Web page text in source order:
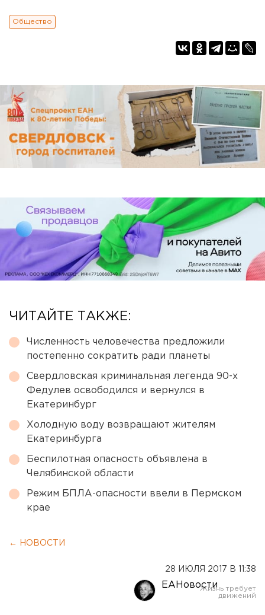
Общество
ЧИТАЙТЕ ТАКЖЕ:
Численность человечества предложили
постепенно сократить ради планеты
Свердловская криминальная легенда 90-х
Федулев освободился и вернулся в
Екатеринбург
Холодную воду возвращают жителям
Екатеринбурга
Беспилотная опасность объявлена в
Челябинской области
Режим БПЛА-опасности ввели в Пермском
крае
← НОВОСТИ
28 ИЮЛЯ 2017 В 11:38
ЕАНовости